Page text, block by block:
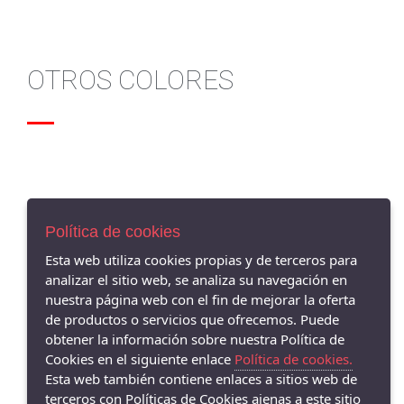
OTROS COLORES
AVISO LEGAL
POLÍTICA DE COOKIES
ENVÍOS Y DEVOLUCIONES
POLÍTICA DE PRIVACIDAD
Política de cookies
Esta web utiliza cookies propias y de terceros para
analizar el sitio web, se analiza su navegación en
nuestra página web con el fin de mejorar la oferta
de productos o servicios que ofrecemos. Puede
obtener la información sobre nuestra Política de
Cookies en el siguiente enlace Política de cookies.
Esta web también contiene enlaces a sitios web de
terceros con Políticas de Cookies ajenas a este sitio